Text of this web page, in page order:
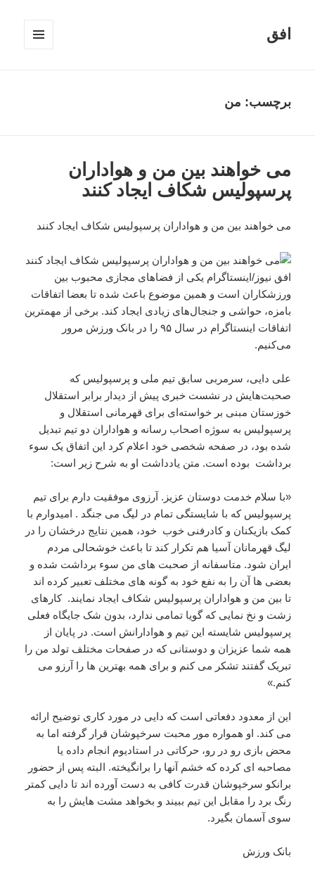
افق
برچسب: من
می خواهند بین من و هواداران
پرسپولیس شکاف ایجاد کنند
می خواهند بین من و هواداران پرسپولیس شکاف ایجاد کنند
افق نیوز/اینستاگرام یکی از فضاهای مجازی محبوب بین
ورزشکاران است و همین موضوع باعث شده تا بعضا اتفاقات
بامزه، حواشی و جنجال‌های زیادی ایجاد کند. برخی از مهمترین
اتفاقات اینستاگرام در سال ۹۵ را در بانک ورزش مرور
می‌کنیم.
علی دایی، سرمربی سابق تیم ملی و پرسپولیس که
صحبت‌هایش در نشست خبری پیش از دیدار برابر استقلال
خوزستان مبنی بر خواسته‌ای برای قهرمانی استقلال و
پرسپولیس به سوژه اصحاب رسانه و هواداران دو تیم تبدیل
شده بود، در صفحه شخصی خود اعلام کرد این اتفاق یک سوء
برداشت بوده است. متن یادداشت او به شرح زیر است:
«با سلام خدمت دوستان عزیز. آرزوی موفقیت دارم برای تیم
پرسپولیس که با شایستگی تمام در لیگ می جنگد . امیدوارم با
کمک بازیکنان و کادرفنی خوب خود، همین نتایج درخشان را در
لیگ قهرمانان آسیا هم تکرار کند تا باعث خوشحالی مردم
ایران شود. متاسفانه از صحبت های من سوء برداشت شده و
بعضی ها آن را به نفع خود به گونه های مختلف تعبیر کرده اند
تا بین من و هواداران پرسپولیس شکاف ایجاد نمایند. کارهای
زشت و نخ نمایی که گویا تمامی ندارد، بدون شک جایگاه فعلی
پرسپولیس شایسته این تیم و هوادارانش است. در پایان از
همه شما عزیزان و دوستانی که در صفحات مختلف تولد من را
تبریک گفتند تشکر می کنم و برای همه بهترین ها را آرزو می
کنم.
»
این از معدود دفعاتی است که دایی در مورد کاری توضیح ارائه
می کند. او همواره مور محبت سرخپوشان قرار گرفته اما به
محض بازی رو در رو، حرکاتی در استادیوم انجام داده یا
مصاحبه ای کرده که خشم آنها را برانگیخته. البته پس از حضور
برانکو سرخپوشان قدرت کافی به دست آورده اند تا دایی کمتر
رنگ برد را مقابل این تیم ببیند و بخواهد مشت هایش را به
سوی آسمان بگیرد.
بانک ورزش